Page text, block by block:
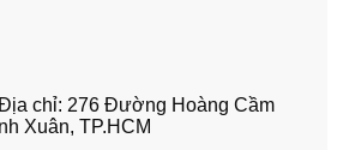
chỉ: 276 Đường Hoàng Cầm
Xuân, TP.HCM